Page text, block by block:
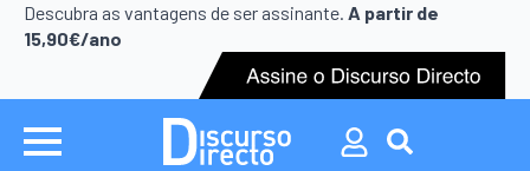
Descubra as vantagens de ser assinante. A partir de
15,90€/ano
Search